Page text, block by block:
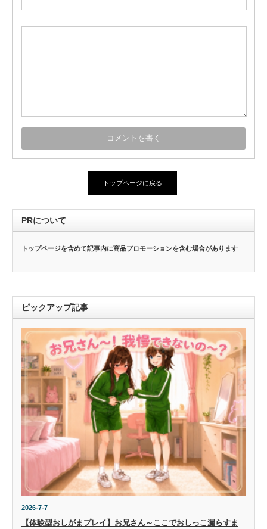
トップページに戻る
PRについて
トップページを含めて記事内に商品プロモーションを含む場合があります
ピックアップ記事
2026-7-7
【体験型おしがまプレイ】お兄さん～ここでおしっこ漏らすま